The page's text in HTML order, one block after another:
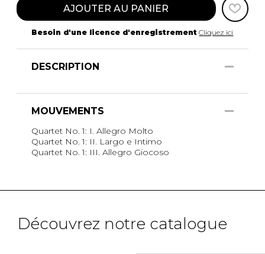
AJOUTER AU PANIER
Besoin d'une licence d'enregistrement Cliquez ici
DESCRIPTION
MOUVEMENTS
Quartet No. 1: I. Allegro Molto
Quartet No. 1: II. Largo e Intimo
Quartet No. 1: III. Allegro Giocoso
Découvrez notre catalogue